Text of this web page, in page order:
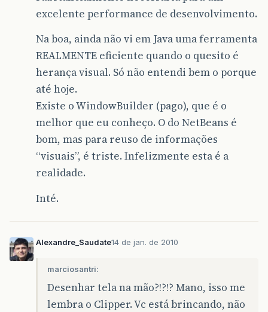
excelente performance de desenvolvimento.
Na boa, ainda não vi em Java uma ferramenta
REALMENTE eficiente quando o quesito é
herança visual. Só não entendi bem o porque
até hoje.
Existe o WindowBuilder (pago), que é o
melhor que eu conheço. O do NetBeans é
bom, mas para reuso de informações
“visuais”, é triste. Infelizmente esta é a
realidade.
Inté.
Alexandre_Saudate14 de jan. de 2010
marciosantri:
Desenhar tela na mão?!?!? Mano, isso me
lembra o Clipper. Vc está brincando, não